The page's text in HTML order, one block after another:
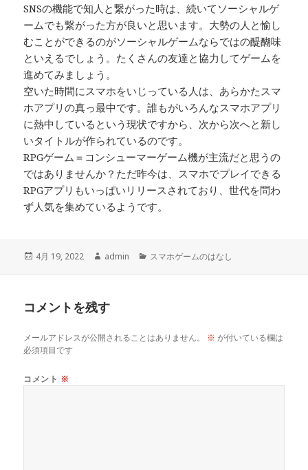
SNSの機能で知人と繋がった時は、続いてソーシャルゲ
ームでも繋がった方が良いと思います。大勢の人と愉し
むことができるのがソーシャルゲームならではの醍醐味
といえるでしょう。たくさんの友達と協力してゲームを
進めてみましょう。
空いた時間にスマホをいじっている人は、あらかたスマ
ホアプリの真っ最中です。誰もがいろんなスマホアプリ
に熱中しているという現状ですから、次から次へと新し
いタイトルが作られているのです。
RPGゲーム＝コンシューマーゲーム機が主流だと思うの
ではありませんか？ただ昨今は、スマホでプレイできる
RPGアプリもいっぱいリリースされており、世代を問わ
ず人気を集めているようです。
投
4月 19, 2022
作
admin
カ
スマホゲームのはなし
コメントを残す
メールアドレスが公開されることはありません。 ※ が付いている欄は
必須項目です
コメント ※